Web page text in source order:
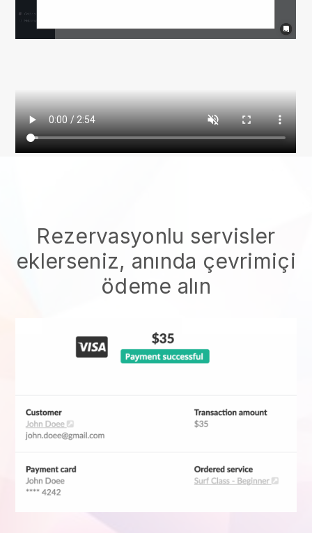
Rezervasyonlu servisler
eklerseniz, anında çevrimiçi
ödeme alın